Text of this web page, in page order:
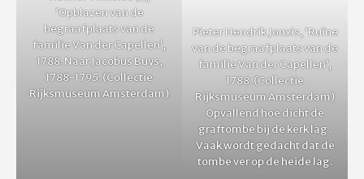
‘Opblazen van de
begraafplaats van de
familie Van der Capellen’,
1788. Naar Jacobus Buys,
1788-1795. (Collectie
Rijksmuseum Amsterdam)
Pieter Hendrik Jonxis, ‘Ruïne
van de begraafplaats van de
familie Van der Capellen’,
1788. (Collectie
Rijksmuseum Amsterdam)
Opvallend hoe dicht de
graftombe bij de kerk lag .
Vaak wordt gedacht dat de
tombe ver op de heide lag.